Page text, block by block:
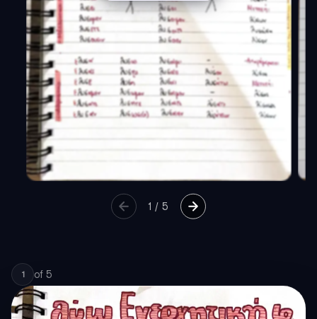
1 /5
1 of 5